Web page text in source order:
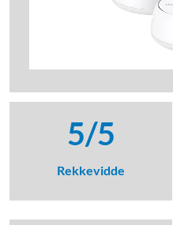
5/5
Rekkevidde